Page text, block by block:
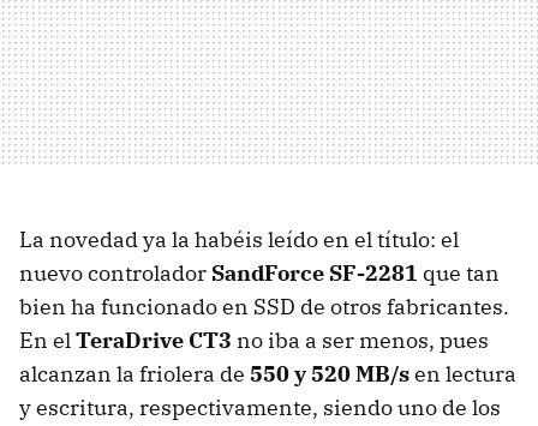
La novedad ya la habéis leído en el título: el
nuevo controlador SandForce SF-2281 que tan
bien ha funcionado en SSD de otros fabricantes.
En elTeraDrive CT3 no iba a ser menos, pues
alcanzan la friolera de 550 y 520 MB/sen lectura
y escritura, respectivamente, siendo uno de los